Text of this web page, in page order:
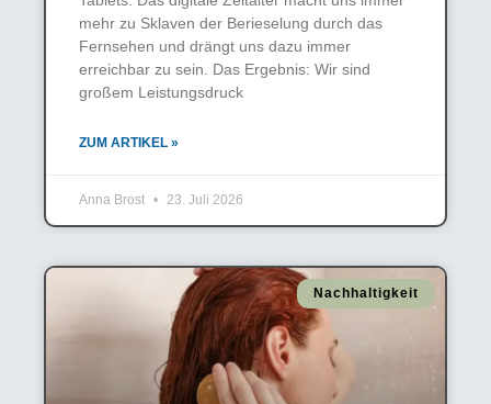
mehr zu Sklaven der Berieselung durch das
Fernsehen und drängt uns dazu immer
erreichbar zu sein. Das Ergebnis: Wir sind
großem Leistungsdruck
ZUM ARTIKEL »
Anna Brost 23. Juli 2026
Nachhaltigkeit